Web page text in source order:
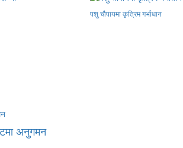
पशु चौपायमा कृत्रिम गर्भाधान
अनुगमन